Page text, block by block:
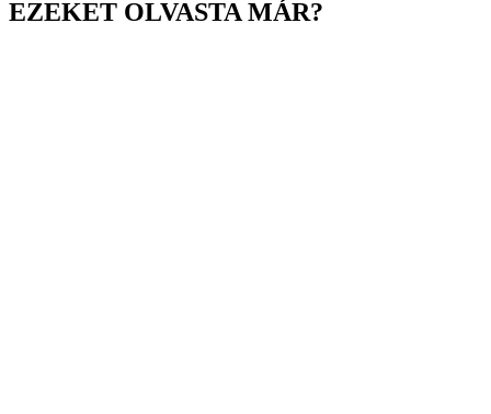
EZEKET OLVASTA MÁR?